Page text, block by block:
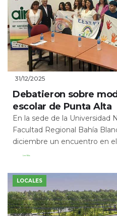
31/12/2025
Debatieron sobre
escolar de Punta Alta
En la sede de la Universidad
Facultad Regional Bahía
diciembre un encuentro en el
Leer Más
LOCALES